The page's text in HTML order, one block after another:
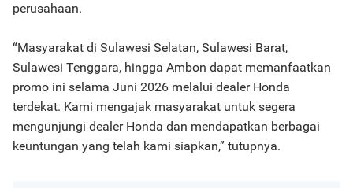
perusahaan.
“Masyarakat di Sulawesi Selatan, Sulawesi Barat,
Sulawesi Tenggara, hingga Ambon dapat memanfaatkan
promo ini selama Juni 2026 melalui dealer Honda
terdekat. Kami mengajak masyarakat untuk segera
mengunjungi dealer Honda dan mendapatkan berbagai
keuntungan yang telah kami siapkan,” tutupnya.